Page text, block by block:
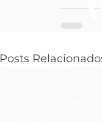
Posts
A Fundiágua